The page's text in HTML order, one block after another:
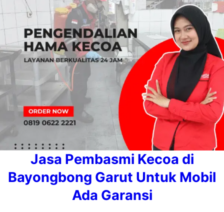
Jasa Pembasmi Kecoa di
Bayongbong Garut Untuk Mobil
Ada Garansi